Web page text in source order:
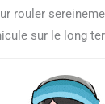
rouler
sur le long